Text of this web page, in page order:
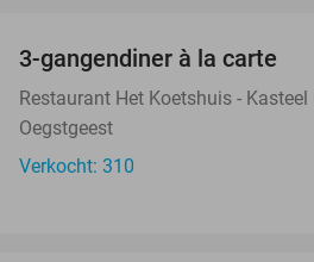
3-gangendiner à la carte
Restaurant Het Koetshuis - Kasteel
Oegstgeest
Verkocht: 310